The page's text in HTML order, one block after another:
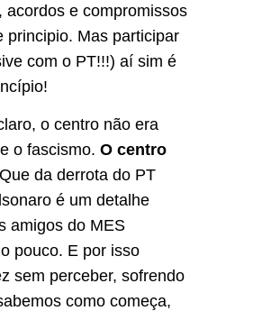
acordos e compromissos
principio. Mas participar
com o PT!!!) aí sim é
o centro não era
o fascismo. O centro
Que da derrota do PT
é um detalhe
amigos do MES
pouco. E por isso
sem perceber, sofrendo
como começa,